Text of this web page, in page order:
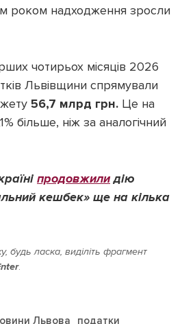
роком надходження зросли
чотирьох місяців 2026
Львівщини спрямували
56,7 млрд грн. Це на
більше, ніж за аналогічний
продовжилидію
кешбек» ще на кілька
ласка, виділіть фрагмент
.
Львова податки